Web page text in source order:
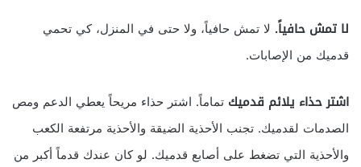
لا تمش حافياً. لا تمش حافياً، ولا حتى في المنزل، كي تحمي
قدميك من الإصابات.
اشتر حذاء يلائم قدميك تماماً. اشتر حذاء مريحاً يعطي الدعم ومص
الصدمات لقدميك. تجنب الأحذية الضيقة والأحذية مرتفعة الكعب
والأحذية التي تضغط على أصابع قدميك. لو كان عندك قدماً أكبر من